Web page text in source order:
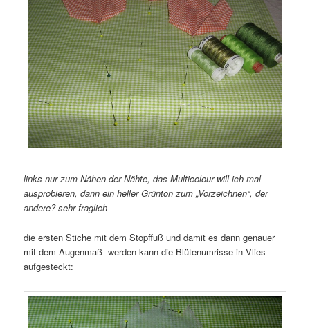
links nur zum Nähen der Nähte, das Multicolour will ich mal
ausprobieren, dann ein heller Grünton zum „Vorzeichnen“, der
andere? sehr fraglich
die ersten Stiche mit dem Stopffuß und damit es dann genauer
mit dem Augenmaß werden kann die Blütenumrisse in Vlies
aufgesteckt: